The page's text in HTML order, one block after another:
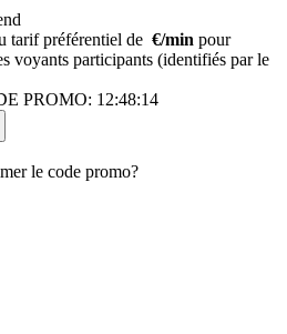
tarif préférentiel de €/min pour
voyants participants (identifiés par le
PROMO: 12:48:14
le code promo?